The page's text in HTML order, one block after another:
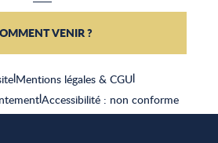
|Mentions légales & CGU|
|Accessibilité : non conforme
VENIR ?